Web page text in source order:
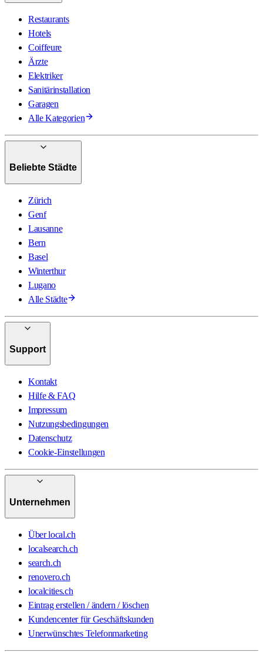
Restaurants
Hotels
Coiffeure
Ärzte
Elektriker
Sanitärinstallation
Garagen
Alle Kategorien
Beliebte Städte
Zürich
Genf
Lausanne
Bern
Basel
Winterthur
Lugano
Alle Städte
Support
Kontakt
Hilfe & FAQ
Impressum
Nutzungsbedingungen
Datenschutz
Cookie-Einstellungen
Unternehmen
Über local.ch
localsearch.ch
search.ch
renovero.ch
localcities.ch
Eintrag erstellen / ändern / löschen
Kundencenter für Geschäftskunden
Unerwünschtes Telefonmarketing